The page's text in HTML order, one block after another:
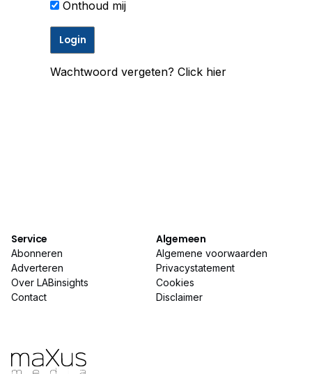
Onthoud mij
Wachtwoord vergeten? Click hier
Service
Abonneren
Adverteren
Over LABinsights
Contact
Algemeen
Algemene voorwaarden
Privacystatement
Cookies
Disclaimer